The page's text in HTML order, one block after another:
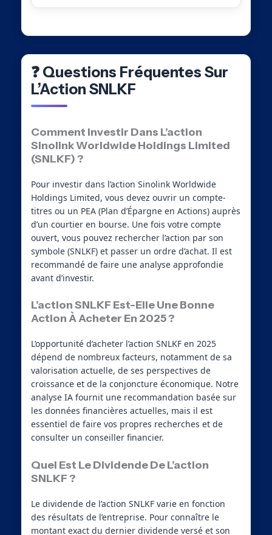
❓ Questions Fréquentes Sur
L’Action SNLKF
Comment Investir Dans L’action
Sinolink Worldwide Holdings Limited
(SNLKF) ?
Pour investir dans l’action Sinolink Worldwide
Holdings Limited, vous devez ouvrir un compte-
titres ou un PEA (Plan d’Épargne en Actions) auprès
d’un courtier en bourse. Une fois votre compte
ouvert, vous pouvez rechercher l’action par son
symbole (SNLKF) et passer un ordre d’achat. Il est
recommandé de faire une analyse approfondie
avant d’investir.
L’action SNLKF Est-Elle Une Bonne
Action À Acheter En 2025 ?
L’opportunité d’acheter l’action SNLKF en 2025
dépend de nombreux facteurs, notamment de sa
valorisation actuelle, de ses perspectives de
croissance et de la conjoncture économique. Notre
analyse IA fournit une recommandation basée sur
les données financières actuelles, mais il est
essentiel de faire vos propres recherches et de
consulter un conseiller financier.
Quel Est Le Dividende De L’action
SNLKF ?
Le dividende de l’action SNLKF varie en fonction
des résultats de l’entreprise. Pour connaître le
montant exact du dernier dividende versé et son